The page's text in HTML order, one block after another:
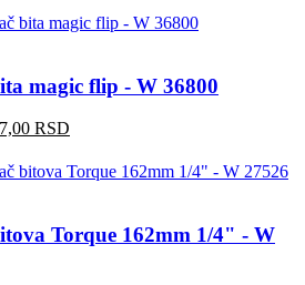
RSD.
je:
1.975,00 RSD.
magic flip - W 36800
RSD.
RSD
je:
2.377,00 RSD.
Torque 162mm 1/4" - W